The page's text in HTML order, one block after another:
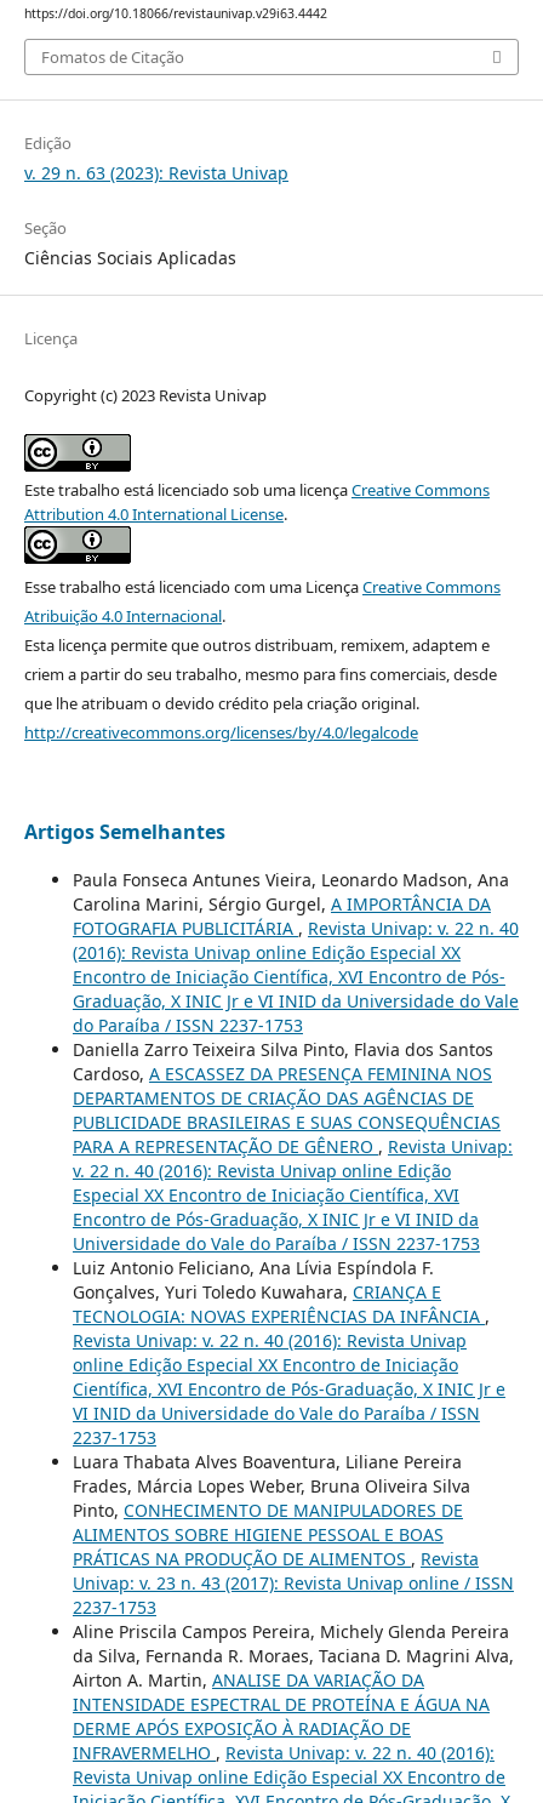
https://doi.org/10.18066/revistaunivap.v29i63.4442
Fomatos de Citação
Edição
v. 29 n. 63 (2023): Revista Univap
Seção
Ciências Sociais Aplicadas
Licença
Copyright (c) 2023 Revista Univap
Este trabalho está licenciado sob uma licençaCreative Commons
Attribution 4.0 International License.
Esse trabalho está licenciado com uma LicençaCreative Commons
Atribuição 4.0 Internacional.
Esta licença permite que outros distribuam, remixem, adaptem e
criem a partir do seu trabalho, mesmo para fins comerciais, desde
que lhe atribuam o devido crédito pela criação original.
http://creativecommons.org/licenses/by/4.0/legalcode
Artigos Semelhantes
Paula Fonseca Antunes Vieira, Leonardo Madson, Ana
Carolina Marini, Sérgio Gurgel, A IMPORTÂNCIA DA
FOTOGRAFIA PUBLICITÁRIA , Revista Univap: v. 22 n. 40
(2016): Revista Univap online Edição Especial XX
Encontro de Iniciação Científica, XVI Encontro de Pós-
Graduação, X INIC Jr e VI INID da Universidade do Vale
do Paraíba / ISSN 2237-1753
Daniella Zarro Teixeira Silva Pinto, Flavia dos Santos
Cardoso, A ESCASSEZ DA PRESENÇA FEMININA NOS
DEPARTAMENTOS DE CRIAÇÃO DAS AGÊNCIAS DE
PUBLICIDADE BRASILEIRAS E SUAS CONSEQUÊNCIAS
PARA A REPRESENTAÇÃO DE GÊNERO , Revista Univap:
v. 22 n. 40 (2016): Revista Univap online Edição
Especial XX Encontro de Iniciação Científica, XVI
Encontro de Pós-Graduação, X INIC Jr e VI INID da
Universidade do Vale do Paraíba / ISSN 2237-1753
Luiz Antonio Feliciano, Ana Lívia Espíndola F.
Gonçalves, Yuri Toledo Kuwahara, CRIANÇA E
TECNOLOGIA: NOVAS EXPERIÊNCIAS DA INFÂNCIA ,
Revista Univap: v. 22 n. 40 (2016): Revista Univap
online Edição Especial XX Encontro de Iniciação
Científica, XVI Encontro de Pós-Graduação, X INIC Jr e
VI INID da Universidade do Vale do Paraíba / ISSN
2237-1753
Luara Thabata Alves Boaventura, Liliane Pereira
Frades, Márcia Lopes Weber, Bruna Oliveira Silva
Pinto, CONHECIMENTO DE MANIPULADORES DE
ALIMENTOS SOBRE HIGIENE PESSOAL E BOAS
PRÁTICAS NA PRODUÇÃO DE ALIMENTOS , Revista
Univap: v. 23 n. 43 (2017): Revista Univap online / ISSN
2237-1753
Aline Priscila Campos Pereira, Michely Glenda Pereira
da Silva, Fernanda R. Moraes, Taciana D. Magrini Alva,
Airton A. Martin, ANALISE DA VARIAÇÃO DA
INTENSIDADE ESPECTRAL DE PROTEÍNA E ÁGUA NA
DERME APÓS EXPOSIÇÃO À RADIAÇÃO DE
INFRAVERMELHO , Revista Univap: v. 22 n. 40 (2016):
Revista Univap online Edição Especial XX Encontro de